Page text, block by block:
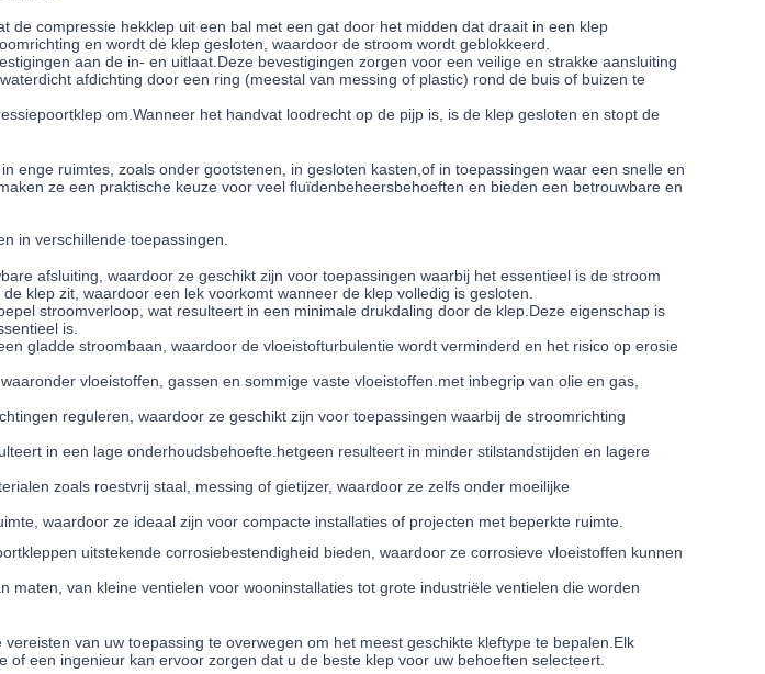
de compressie hekklep uit een bal met een gat door het midden dat draait in een klep
en wordt de klep gesloten, waardoor de stroom wordt geblokkeerd.
aan de in- en uitlaat.Deze bevestigingen zorgen voor een veilige en strakke aansluiting
afdichting door een ring (meestal van messing of plastic) rond de buis of buizen te
om.Wanneer het handvat loodrecht op de pijp is, is de klep gesloten en stopt de
ruimtes, zoals onder gootstenen, in gesloten kasten,of in toepassingen waar een snelle en
ze een praktische keuze voor veel fluïdenbeheersbehoeften en bieden een betrouwbare en
in verschillende toepassingen.
afsluiting, waardoor ze geschikt zijn voor toepassingen waarbij het essentieel is de stroom
klep zit, waardoor een lek voorkomt wanneer de klep volledig is gesloten.
stroomverloop, wat resulteert in een minimale drukdaling door de klep.Deze eigenschap is
is.
gladde stroombaan, waardoor de vloeistofturbulentie wordt verminderd en het risico op erosie
vloeistoffen, gassen en sommige vaste vloeistoffen.met inbegrip van olie en gas,
reguleren, waardoor ze geschikt zijn voor toepassingen waarbij de stroomrichting
in een lage onderhoudsbehoefte.hetgeen resulteert in minder stilstandstijden en lagere
zoals roestvrij staal, messing of gietijzer, waardoor ze zelfs onder moeilijke
waardoor ze ideaal zijn voor compacte installaties of projecten met beperkte ruimte.
uitstekende corrosiebestendigheid bieden, waardoor ze corrosieve vloeistoffen kunnen
van kleine ventielen voor wooninstallaties tot grote industriële ventielen die worden
van uw toepassing te overwegen om het meest geschikte kleftype te bepalen.Elk
een ingenieur kan ervoor zorgen dat u de beste klep voor uw behoeften selecteert.